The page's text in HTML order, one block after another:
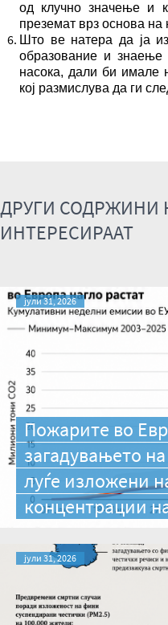
од клучно значење и
преземат врз основа на
Што ве натера да ја
образование и
насока, дали би имале
кој размислува да ги
ДРУГИ СОДРЖИНИ
ИНТЕРЕСИРААТ
јули 31, 2026
Пожарите во
загадувањето
луѓе изложени
концентрации
јули 31, 2026